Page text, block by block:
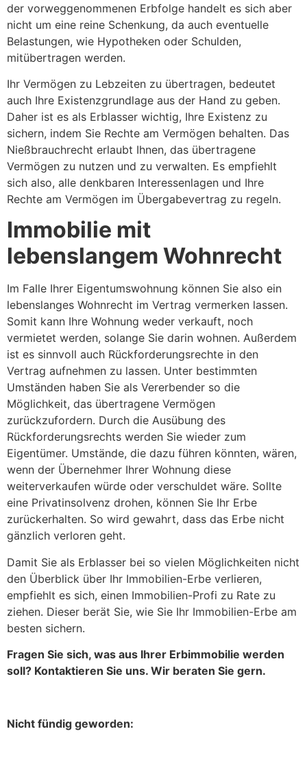
der vorweggenommenen Erbfolge handelt es sich aber
nicht um eine reine Schenkung, da auch eventuelle
Belastungen, wie Hypotheken oder Schulden,
mitübertragen werden.
Ihr Vermögen zu Lebzeiten zu übertragen, bedeutet
auch Ihre Existenzgrundlage aus der Hand zu geben.
Daher ist es als Erblasser wichtig, Ihre Existenz zu
sichern, indem Sie Rechte am Vermögen behalten. Das
Nießbrauchrecht erlaubt Ihnen, das übertragene
Vermögen zu nutzen und zu verwalten. Es empfiehlt
sich also, alle denkbaren Interessenlagen und Ihre
Rechte am Vermögen im Übergabevertrag zu regeln.
Immobilie mit
lebenslangem Wohnrecht
Im Falle Ihrer Eigentumswohnung können Sie also ein
lebenslanges Wohnrecht im Vertrag vermerken lassen.
Somit kann Ihre Wohnung weder verkauft, noch
vermietet werden, solange Sie darin wohnen. Außerdem
ist es sinnvoll auch Rückforderungsrechte in den
Vertrag aufnehmen zu lassen. Unter bestimmten
Umständen haben Sie als Vererbender so die
Möglichkeit, das übertragene Vermögen
zurückzufordern. Durch die Ausübung des
Rückforderungsrechts werden Sie wieder zum
Eigentümer. Umstände, die dazu führen könnten, wären,
wenn der Übernehmer Ihrer Wohnung diese
weiterverkaufen würde oder verschuldet wäre. Sollte
eine Privatinsolvenz drohen, können Sie Ihr Erbe
zurückerhalten. So wird gewahrt, dass das Erbe nicht
gänzlich verloren geht.
Damit Sie als Erblasser bei so vielen Möglichkeiten nicht
den Überblick über Ihr Immobilien-Erbe verlieren,
empfiehlt es sich, einen Immobilien-Profi zu Rate zu
ziehen. Dieser berät Sie, wie Sie Ihr Immobilien-Erbe am
besten sichern.
Fragen Sie sich, was aus Ihrer Erbimmobilie werden
soll? Kontaktieren Sie uns. Wir beraten Sie gern.
Nicht fündig geworden: